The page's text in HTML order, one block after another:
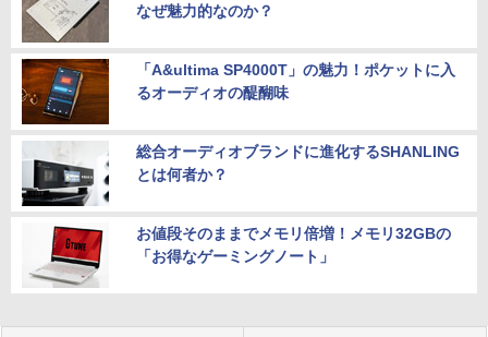
なぜ魅力的なのか？
「A&ultima SP4000T」の魅力！ポケットに入
るオーディオの醍醐味
総合オーディオブランドに進化するSHANLING
とは何者か？
お値段そのままでメモリ倍増！メモリ32GBの
「お得なゲーミングノート」